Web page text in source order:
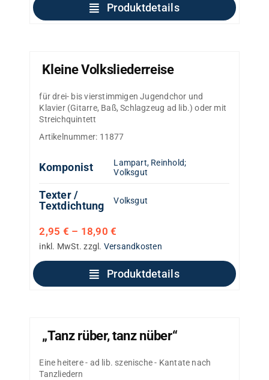
Produktdetails
Kleine Volksliederreise
für drei- bis vierstimmigen Jugendchor und
Klavier (Gitarre, Baß, Schlagzeug ad lib.) oder mit
Streichquintett
Artikelnummer: 11877
Komponist Lampart, Reinhold;
Volksgut
Texter /
Textdichtung
Volksgut
2,95 € – 18,90€
inkl. MwSt. zzgl. Versandkosten
Produktdetails
„Tanz rüber, tanz nüber“
Eine heitere - ad lib. szenische - Kantate nach
Tanzliedern